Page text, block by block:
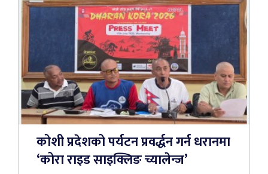
कोशी प्रदेशको पर्यटन प्रवर्द्धन गर्न धरानमा
‘कोरा राइड साइक्लिङ च्यालेन्ज’